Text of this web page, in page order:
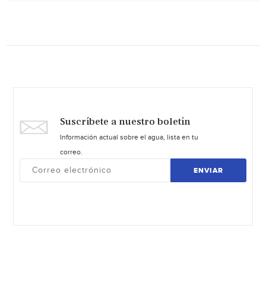
Suscríbete a nuestro boletín
Información actual sobre el agua, lista en tu
correo.
ENVIAR